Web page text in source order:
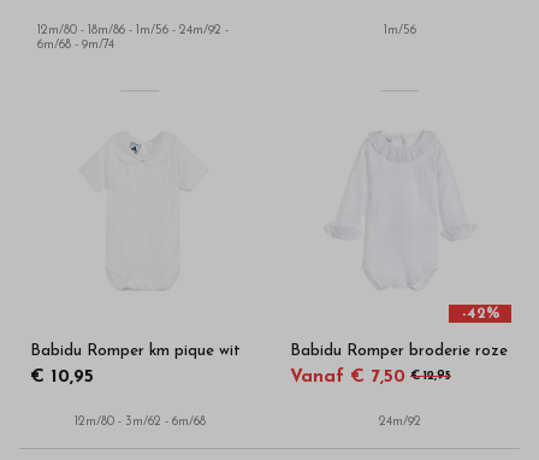
12m/80 - 18m/86 - 1m/56 - 24m/92 -
6m/68 - 9m/74
1m/56
Babidu Romper km pique wit
€ 10,95
12m/80 - 3m/62 - 6m/68
-42%
Babidu Romper broderie roze
Vanaf € 7,50 € 12,95
24m/92